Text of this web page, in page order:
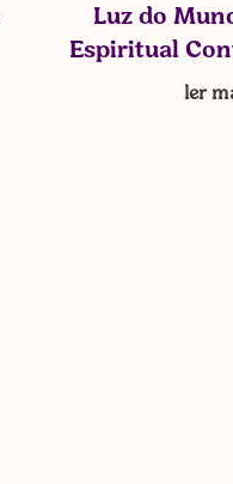
Luz do
Espiritual
ler